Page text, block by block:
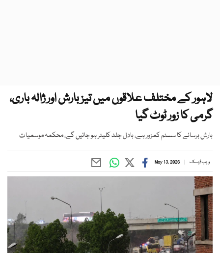
لاہور کے مختلف علاقوں میں تیز بارش اور ژالہ باری،
گرمی کا زور ٹوٹ گیا
بارش برسانے کا سسٹم کمزور ہے، بادل جلد کلیئر ہو جائیں گے، محکمہ موسمیات
ویب ڈیسک May 13, 2026